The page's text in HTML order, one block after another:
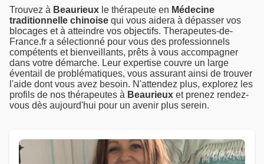
Trouvez à Beaurieux le thérapeute en Médecine
traditionnelle chinoise qui vous aidera à dépasser vos
blocages et à atteindre vos objectifs. Therapeutes-de-
France.fr a sélectionné pour vous des professionnels
compétents et bienveillants, prêts à vous accompagner
dans votre démarche. Leur expertise couvre un large
éventail de problématiques, vous assurant ainsi de trouver
l'aide dont vous avez besoin. N'attendez plus, explorez les
profils de nos thérapeutes à Beaurieux et prenez rendez-
vous dès aujourd'hui pour un avenir plus serein.